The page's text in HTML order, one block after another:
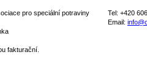
pro speciální potraviny
fakturační.
Tel: +420
Email: